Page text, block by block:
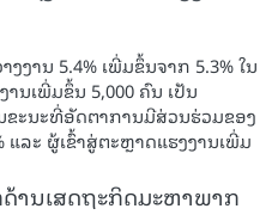
ງານ 5.4% ເພີ່ມຂຶ້ນຈາກ 5.3% ໃນ
ນເພີ່ມຂຶ້ນ 5,000 ຄົນ ເປັນ
ຂະນະທີ່ອັດຕາການມີສ່ວນຮ່ວມຂອງ
ແລະ ຜູ້ເຂົ້າສູ່ຕະຫຼາດແຮງງານເພີ່ມ
ານເສດຖະກິດມະຫາພາກ